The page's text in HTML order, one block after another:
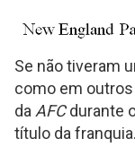
Se não tiveram
como em
da AFCdurante
título da franquia.